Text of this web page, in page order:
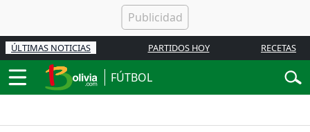
ÚLTIMAS NOTICIAS PARTIDOS HOY RECETAS
FÚTBOL